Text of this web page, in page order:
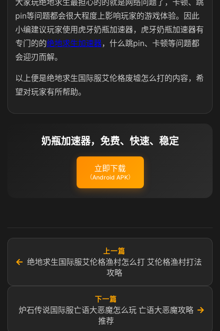
大家玩绝地求生最担心的的就是网络问题了，卡顿、跳
pin等问题都会很大程度上影响玩家的游戏体验。因此
小编建议玩家使用虎牙奶瓶加速器，虎牙奶瓶加速器有
专门的的绝地求生加速器，什么跳pin、卡顿等问题都
会迎刃而解。
以上便是绝地求生国际服艾伦格废墟怎么打的内容，希
望对玩家有所帮助。
奶瓶加速器，免费、快速、稳定
立即下载
（Android APK）
←
上一篇
绝地求生国际服艾伦格渔村怎么打 艾伦格渔村打法
攻略
下一篇
炉石传说国际服亡语大恶魔怎么玩 亡语大恶魔攻略
推荐
→